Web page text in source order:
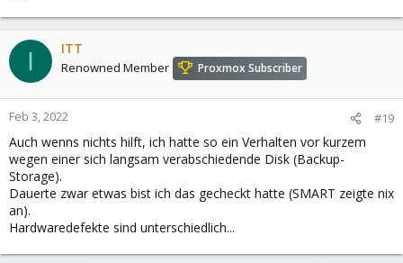
I ITT
Renowned Member Proxmox Subscriber
Feb 3, 2022 #19
Auch wenns nichts hilft, ich hatte so ein Verhalten vor kurzem
wegen einer sich langsam verabschiedende Disk (Backup-
Storage).
Dauerte zwar etwas bist ich das gecheckt hatte (SMART zeigte nix
an).
Hardwaredefekte sind unterschiedlich...